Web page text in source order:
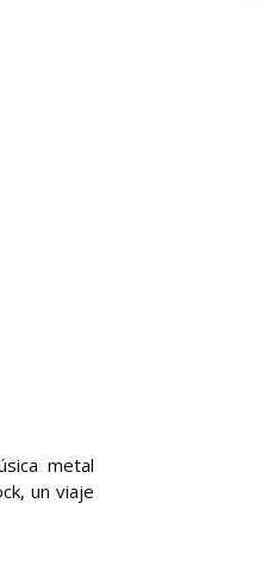
metal
un viaje